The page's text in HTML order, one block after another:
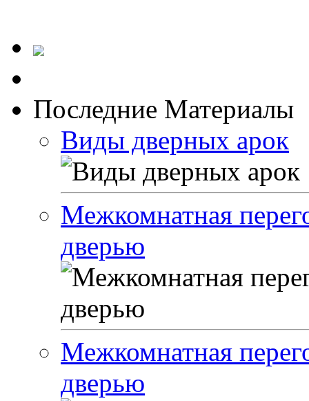
Последние Материалы
Виды дверных арок
Межкомнатная
дверью
Межкомнатная
дверью